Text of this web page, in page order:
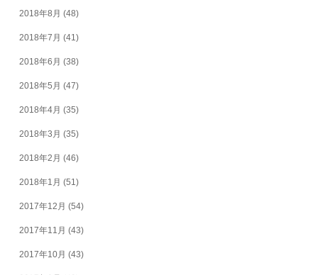
2018年8月 (48)
2018年7月 (41)
2018年6月 (38)
2018年5月 (47)
2018年4月 (35)
2018年3月 (35)
2018年2月 (46)
2018年1月 (51)
2017年12月 (54)
2017年11月 (43)
2017年10月 (43)